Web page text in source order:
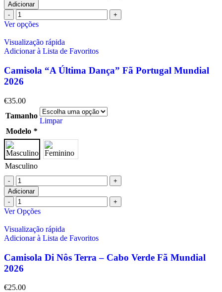
Adicionar
Ver opções
Visualização rápida
Adicionar à Lista de Favoritos
Camisola “A Última Dança” Fã Portugal Mundial
2026
€35.00
Tamanho
Limpar
Modelo *
Masculino
Adicionar
Ver Opções
Visualização rápida
Adicionar à Lista de Favoritos
Camisola Di Nôs Terra – Cabo Verde Fã Mundial
2026
€25.00